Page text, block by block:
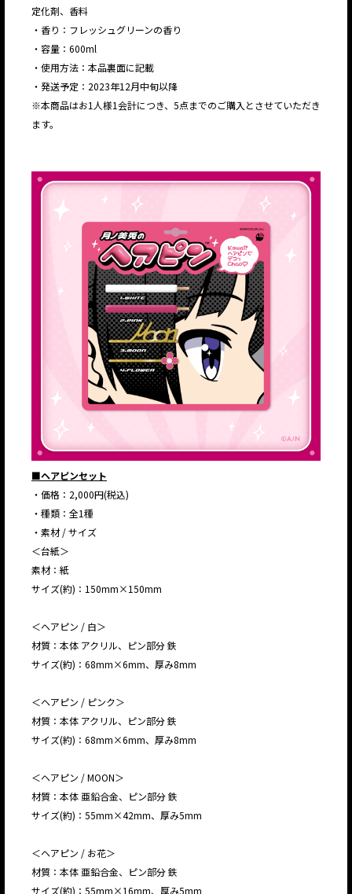
定化剤、香料
・香り：フレッシュグリーンの香り
・容量：600ml
・使用方法：本品裏面に記載
・発送予定：2023年12月中旬以降
※本商品はお1人様1会計につき、5点までのご購入とさせていただき
ます。
■ヘアピンセット
・価格：2,000円(税込)
・種類：全1種
・素材 / サイズ
＜台紙＞
素材：紙
サイズ(約)：150mm×150mm
＜ヘアピン / 白＞
材質：本体 アクリル、ピン部分 鉄
サイズ(約)：68mm×6mm、厚み8mm
＜ヘアピン / ピンク＞
材質：本体 アクリル、ピン部分 鉄
サイズ(約)：68mm×6mm、厚み8mm
＜ヘアピン / MOON＞
材質：本体 亜鉛合金、ピン部分 鉄
サイズ(約)：55mm×42mm、厚み5mm
＜ヘアピン / お花＞
材質：本体 亜鉛合金、ピン部分 鉄
サイズ(約)：55mm×16mm、厚み5mm